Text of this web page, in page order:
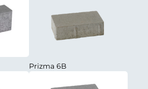
Prizma 6B